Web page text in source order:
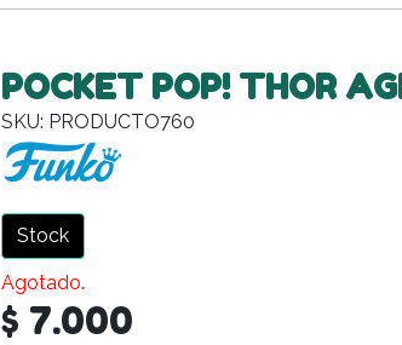
POCKET POP! THOR
SKU: PRODUCTO760
Stock
Agotado.
$ 7.000